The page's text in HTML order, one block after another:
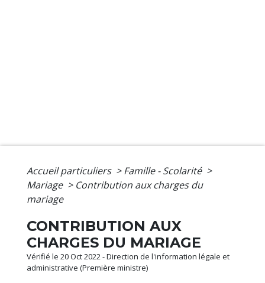
Accueil particuliers > Famille - Scolarité >
Mariage > Contribution aux charges du
mariage
CONTRIBUTION AUX
CHARGES DU MARIAGE
Vérifié le 20 Oct 2022 - Direction de l'information légale et
administrative (Première ministre)